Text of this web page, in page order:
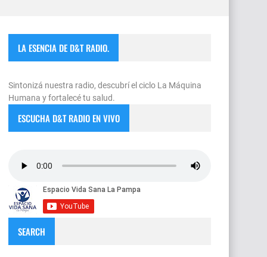
LA ESENCIA DE D&T RADIO.
Sintonizá nuestra radio, descubrí el ciclo La Máquina
Humana y fortalecé tu salud.
ESCUCHA D&T RADIO EN VIVO
SEARCH